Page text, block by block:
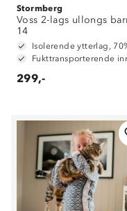
Stormberg
Voss 2-lags ullongs
14
299,-